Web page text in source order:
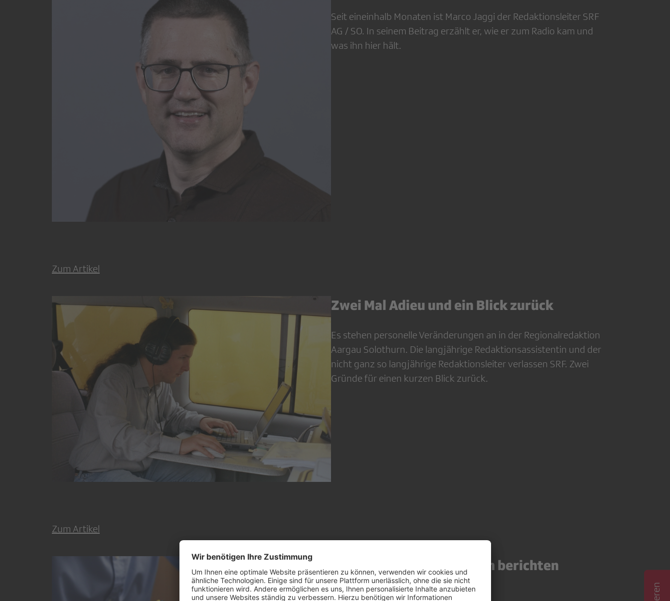
Seit eineinhalb Monaten ist Marco Jaggi der Redaktionsleiter SRF
AG / SO. In seinem Beitrag erzählt er, wie er zum Radio kam und
was ihn hier hält.
Zum Artikel
Zwei Mal Adieu und ein Blick zurück
Es stehen personelle Veränderungen an in der Regionalredaktion
Aargau Solothurn. Die langjährige Redaktionsassistentin und der
nicht ganz so langjährige Redaktionsleiter verlassen SRF. Zwei
Gründe für einen kurzen Blick zurück.
Zum Artikel
Wenn Medien über Medien berichten
(müssen)